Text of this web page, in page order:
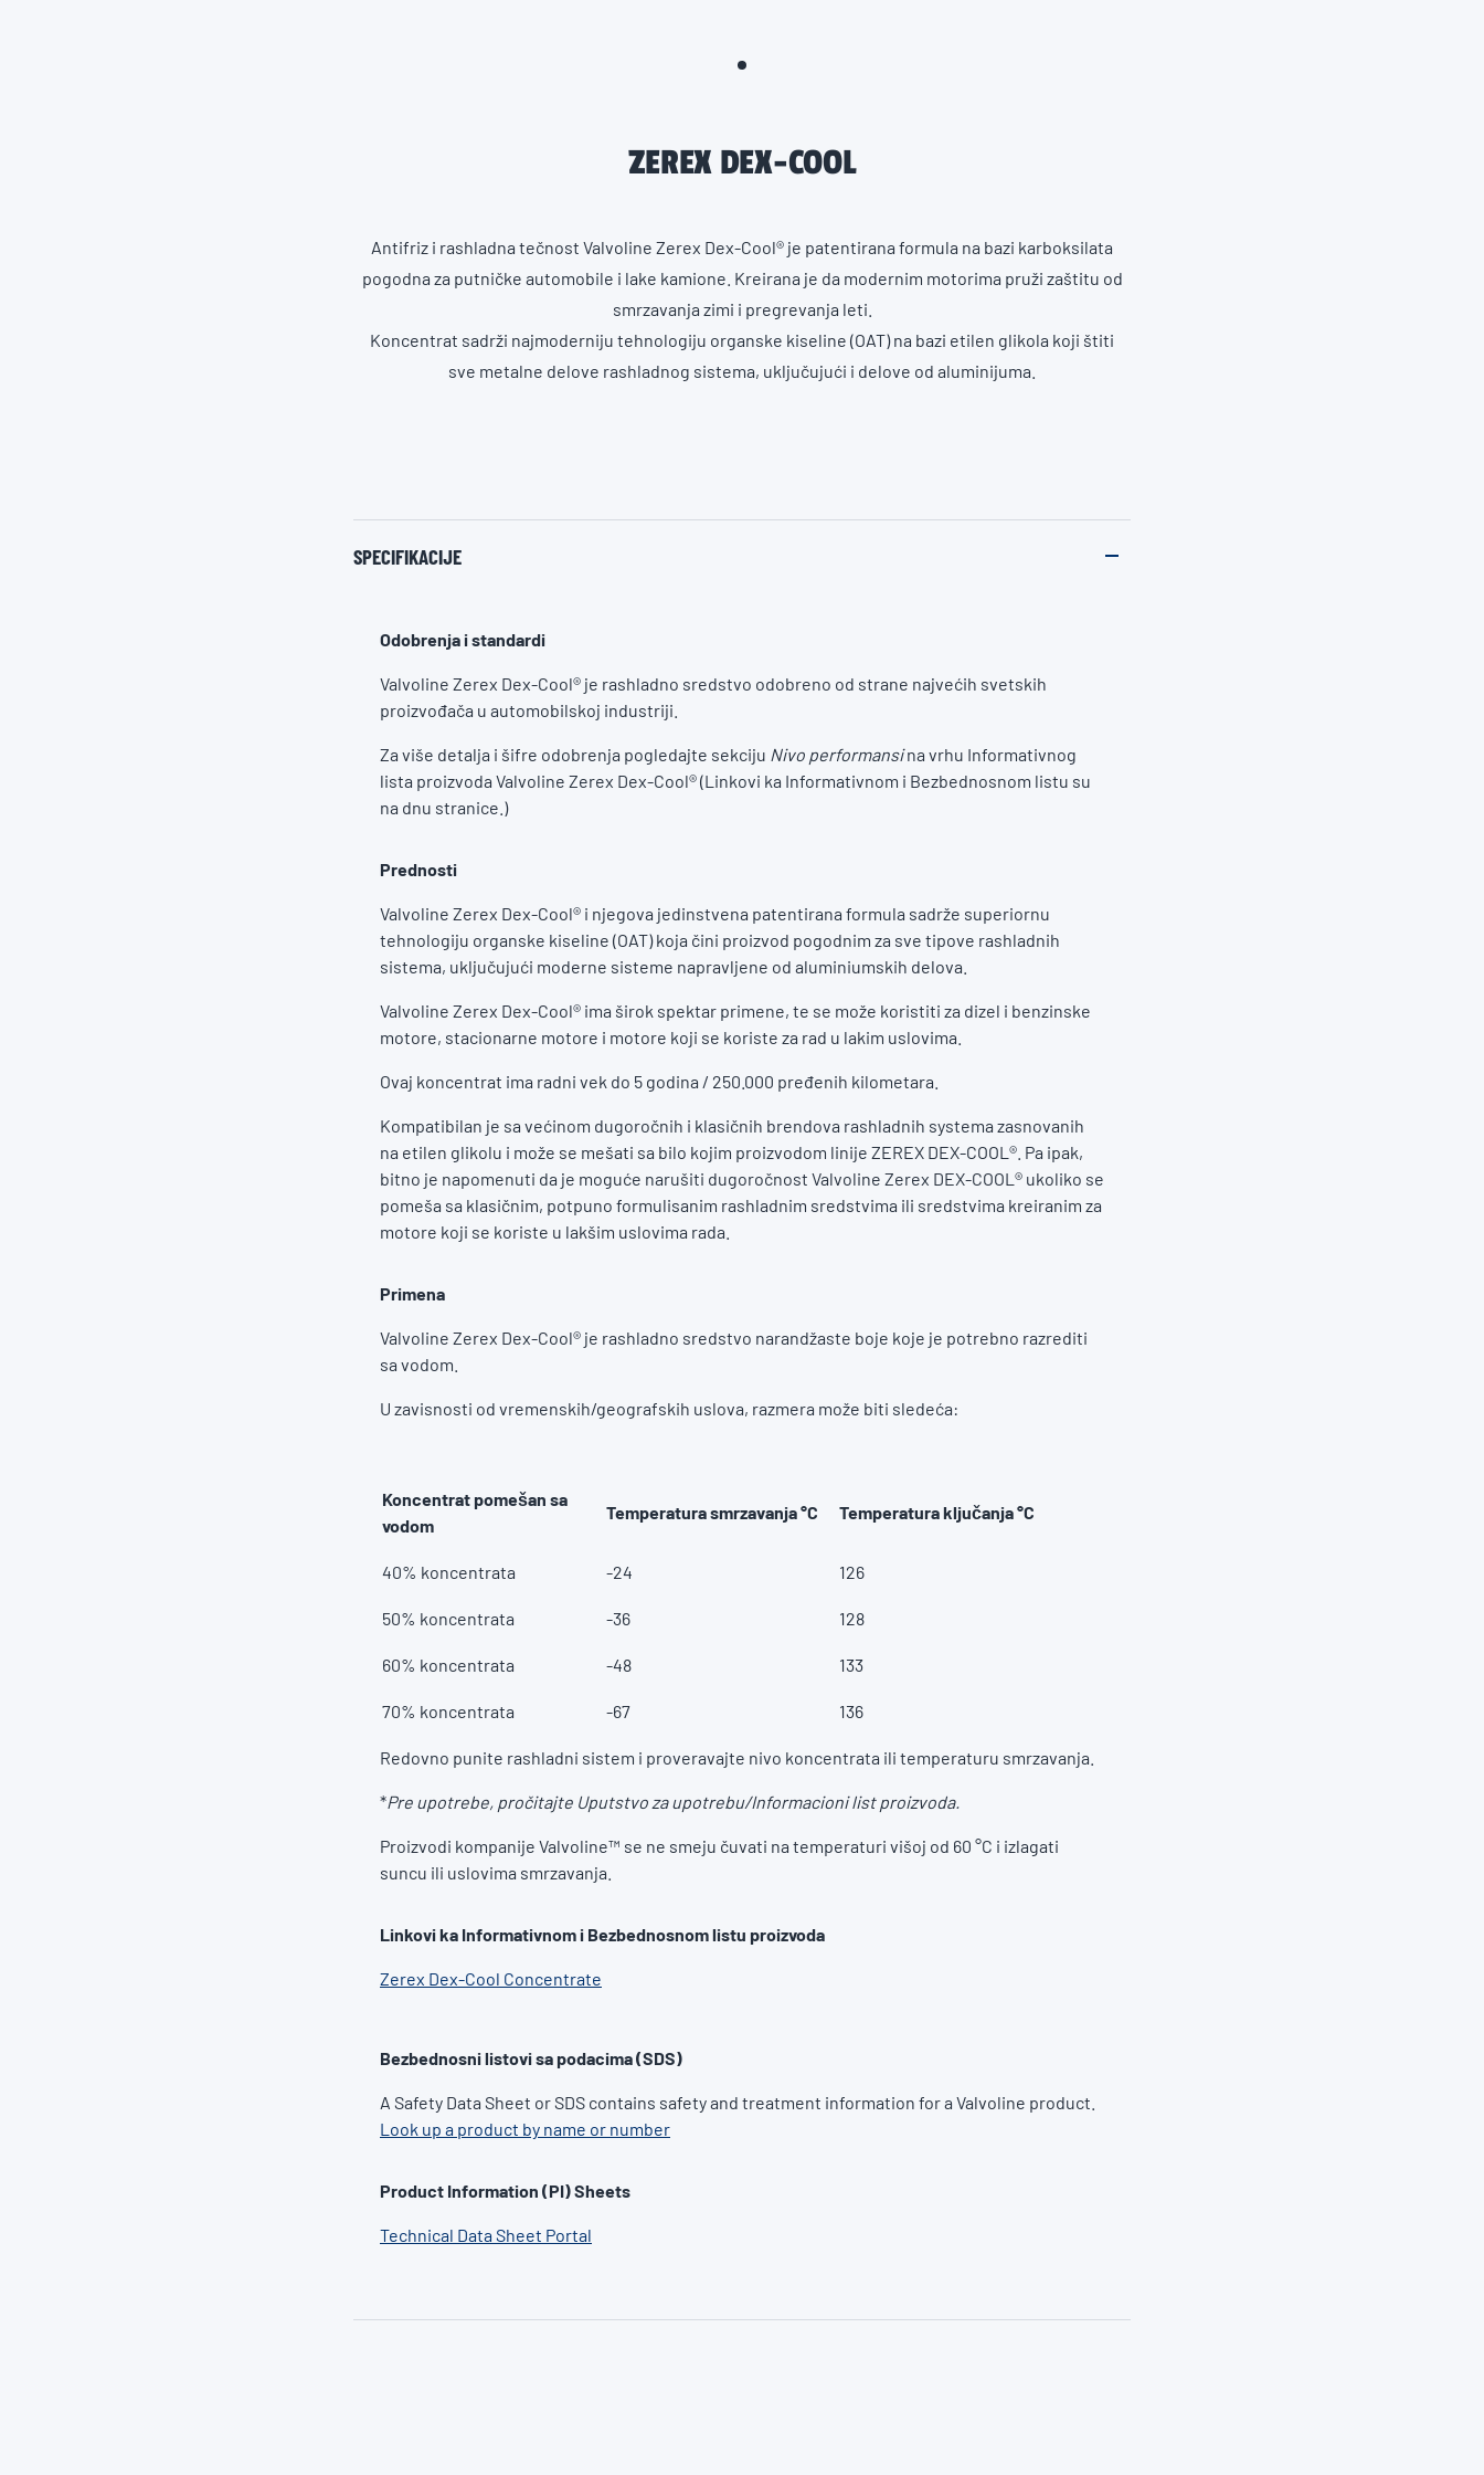
ZEREX DEX-COOL
Antifriz i rashladna tečnost Valvoline Zerex Dex-Cool® je patentirana formula na bazi karboksilata
pogodna za putničke automobile i lake kamione. Kreirana je da modernim motorima pruži zaštitu od
smrzavanja zimi i pregrevanja leti.
Koncentrat sadrži najmoderniju tehnologiju organske kiseline (OAT) na bazi etilen glikola koji štiti
sve metalne delove rashladnog sistema, uključujući i delove od aluminijuma.
SPECIFIKACIJE
Odobrenja i standardi
Valvoline Zerex Dex-Cool® je rashladno sredstvo odobreno od strane najvećih svetskih
proizvođača u automobilskoj industriji.
Za više detalja i šifre odobrenja pogledajte sekciju Nivo performansina vrhu Informativnog
lista proizvoda Valvoline Zerex Dex-Cool® (Linkovi ka Informativnom i Bezbednosnom listu su
na dnu stranice.)
Prednosti
Valvoline Zerex Dex-Cool® i njegova jedinstvena patentirana formula sadrže superiornu
tehnologiju organske kiseline (OAT) koja čini proizvod pogodnim za sve tipove rashladnih
sistema, uključujući moderne sisteme napravljene od aluminiumskih delova.
Valvoline Zerex Dex-Cool® ima širok spektar primene, te se može koristiti za dizel i benzinske
motore, stacionarne motore i motore koji se koriste za rad u lakim uslovima.
Ovaj koncentrat ima radni vek do 5 godina / 250.000 pređenih kilometara.
Kompatibilan je sa većinom dugoročnih i klasičnih brendova rashladnih systema zasnovanih
na etilen glikolu i može se mešati sa bilo kojim proizvodom linije ZEREX DEX-COOL®. Pa ipak,
bitno je napomenuti da je moguće narušiti dugoročnost Valvoline Zerex DEX-COOL® ukoliko se
pomeša sa klasičnim, potpuno formulisanim rashladnim sredstvima ili sredstvima kreiranim za
motore koji se koriste u lakšim uslovima rada.
Primena
Valvoline Zerex Dex-Cool® je rashladno sredstvo narandžaste boje koje je potrebno razrediti
sa vodom.
U zavisnosti od vremenskih/geografskih uslova, razmera može biti sledeća:
Koncentrat pomešan sa
vodom
Temperatura smrzavanja °C Temperatura ključanja °C
40% koncentrata -24 126
50% koncentrata -36 128
60% koncentrata -48 133
70% koncentrata -67 136
Redovno punite rashladni sistem i proveravajte nivo koncentrata ili temperaturu smrzavanja.
*Pre upotrebe, pročitajte Uputstvo za upotrebu/Informacioni list proizvoda.
Proizvodi kompanije Valvoline™ se ne smeju čuvati na temperaturi višoj od 60 °C i izlagati
suncu ili uslovima smrzavanja.
Linkovi ka Informativnom i Bezbednosnom listu proizvoda
Zerex Dex-Cool Concentrate
Bezbednosni listovi sa podacima (SDS)
A Safety Data Sheet or SDS contains safety and treatment information for a Valvoline product.
Look up a product by name or number
Product Information (PI) Sheets
Technical Data Sheet Portal